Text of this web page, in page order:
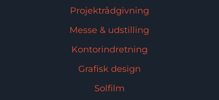
Projektrådgivning
Messe & udstilling
Kontorindretning
Grafisk design
Solfilm